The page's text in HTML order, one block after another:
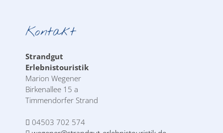
Kontakt
Strandgut
Erlebnistouristik
Marion Wegener
Birkenallee 15 a
Timmendorfer Strand
04503 702 574